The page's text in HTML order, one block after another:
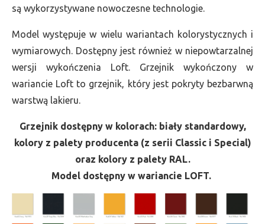
są wykorzystywane nowoczesne technologie.
Model występuje w wielu wariantach kolorystycznych i
wymiarowych. Dostępny jest również w niepowtarzalnej
wersji wykończenia Loft. Grzejnik wykończony w
wariancie Loft to grzejnik, który jest pokryty bezbarwną
warstwą lakieru.
Grzejnik dostępny w kolorach: biały standardowy,
kolory z palety producenta (z serii Classic i Special)
oraz kolory z palety RAL.
Model dostępny w wariancie LOFT.